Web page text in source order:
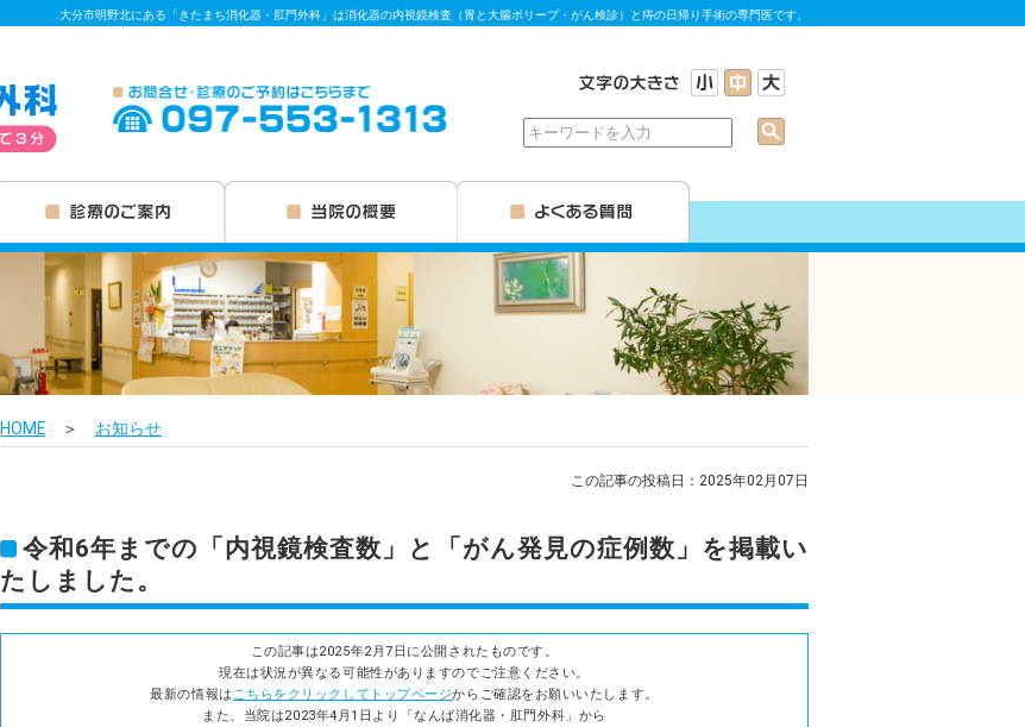
.大分市明野北にある「きたまち消化器・肛門外科」は消化器の内視鏡検査（胃と大腸ポリープ・がん検診）と痔の日帰り手術の専門医です。
HOME ＞ お知らせ
この記事の投稿日：2025年02月07日
令和6年までの「内視鏡検査数」と「がん発見の症例数」を掲載い
たしました。
この記事は2025年2月7日に公開されたものです。
現在は状況が異なる可能性がありますのでご注意ください。
最新の情報は こちらをクリックしてトップページからご確認をお願いいたします。
また、当院は2023年4月1日より「なんば消化器・肛門外科」から